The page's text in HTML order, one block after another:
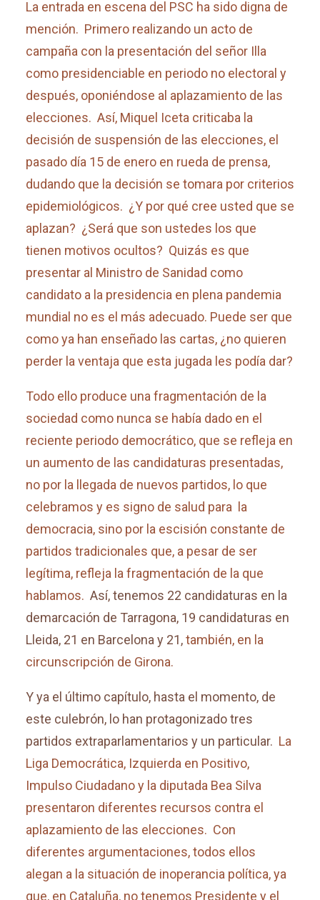
La entrada en escena del PSC ha sido digna de
mención. Primero realizando un acto de
campaña con la presentación del señor Illa
como presidenciable en periodo no electoral y
después, oponiéndose al aplazamiento de las
elecciones. Así, Miquel Iceta criticaba la
decisión de suspensión de las elecciones, el
pasado día 15 de enero en rueda de prensa,
dudando que la decisión se tomara por criterios
epidemiológicos. ¿Y por qué cree usted que se
aplazan? ¿Será que son ustedes los que
tienen motivos ocultos? Quizás es que
presentar al Ministro de Sanidad como
candidato a la presidencia en plena pandemia
mundial no es el más adecuado. Puede ser que
como ya han enseñado las cartas, ¿no quieren
perder la ventaja que esta jugada les podía dar?
Todo ello produce una fragmentación de la
sociedad como nunca se había dado en el
reciente periodo democrático, que se refleja en
un aumento de las candidaturas presentadas,
no por la llegada de nuevos partidos, lo que
celebramos y es signo de salud para la
democracia, sino por la escisión constante de
partidos tradicionales que, a pesar de ser
legítima, refleja la fragmentación de la que
hablamos. Así, tenemos 22 candidaturas en la
demarcación de Tarragona, 19 candidaturas en
Lleida, 21 en Barcelona y 21,también, en la
circunscripción de Girona.
Y ya el último capítulo, hasta el momento, de
este culebrón, lo han protagonizado tres
partidos extraparlamentarios y un particular. La
Liga Democrática, Izquierda en Positivo,
Impulso Ciudadano y la diputada Bea Silva
presentaron diferentes recursos contra el
aplazamiento de las elecciones. Con
diferentes argumentaciones, todos ellos
alegan a la situación de inoperancia política, ya
que, en Cataluña, no tenemos Presidente y el